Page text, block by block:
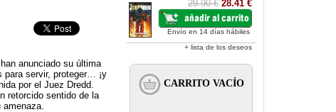
anunciado su última
para servir, proteger… ¡y
por el Juez Dredd.
retorcido sentido de la
amenaza.
29.90 € 28.41 €
Envío en 14 días hábiles
+ lista de los deseos